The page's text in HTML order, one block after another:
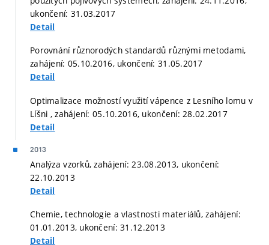
ukončení: 31.03.2017
Detail
Porovnání různorodých standardů různými metodami,
zahájení: 05.10.2016, ukončení: 31.05.2017
Detail
Optimalizace možností využití vápence z Lesního lomu v
Líšni , zahájení: 05.10.2016, ukončení: 28.02.2017
Detail
2013
Analýza vzorků, zahájení: 23.08.2013, ukončení:
22.10.2013
Detail
Chemie, technologie a vlastnosti materiálů, zahájení:
01.01.2013, ukončení: 31.12.2013
Detail